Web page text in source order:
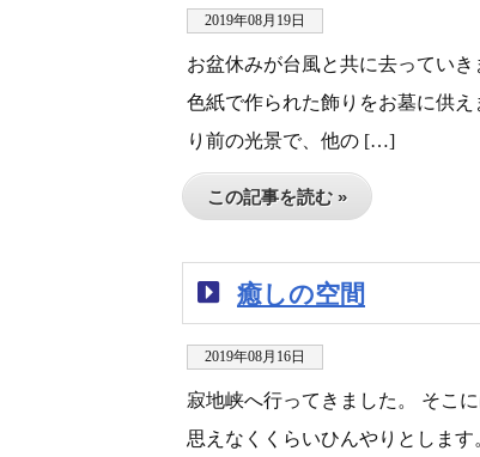
2019年08月19日
お盆休みが台風と共に去ってい
色紙で作られた飾りをお墓に供
り前の光景で、他の […]
この記事を読む »
癒しの空間
2019年08月16日
寂地峡へ行ってきました。 そこ
思えなくくらいひんやりとしま